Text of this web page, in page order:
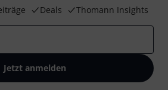
Deals Thomann Insights
Jetzt anmelden